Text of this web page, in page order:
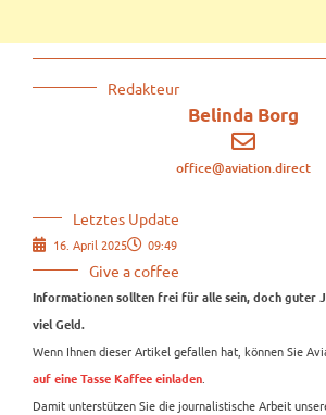
Redakteur
Belinda Borg
office@aviation.direct
Letztes Update
16. April 2025 09:49
Give a coffee
Informationen sollten frei für alle sein, doch guter
viel Geld.
Wenn Ihnen dieser Artikel gefallen hat, können Sie
auf eine Tasse Kaffee einladen
Damit unterstützen Sie die journalistische Arbeit